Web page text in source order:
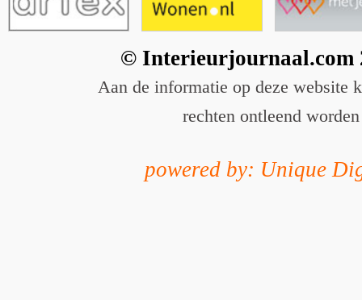
© Interieurjournaal.com
Aan de informatie op deze website
rechten ontleend worden
powered by: Unique